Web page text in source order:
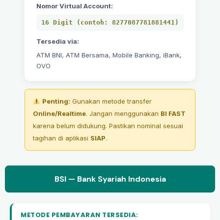
Nomor Virtual Account:
16 Digit (contoh: 8277087781881441)
Tersedia via:
ATM BNI, ATM Bersama, Mobile Banking, iBank,
OVO
Penting: Gunakan metode transfer
Online/Realtime. Jangan menggunakan BI FAST
karena belum didukung. Pastikan nominal sesuai
tagihan di aplikasi SIAP.
BSI — Bank Syariah Indonesia
METODE PEMBAYARAN TERSEDIA: